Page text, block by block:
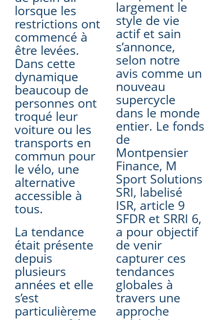
lorsque les
restrictions ont
commencé à
être levées.
Dans cette
dynamique
beaucoup de
personnes ont
troqué leur
voiture ou les
transports en
commun pour
le vélo, une
alternative
accessible à
tous.
La tendance
était présente
depuis
plusieurs
années et elle
s’est
particulièreme
largement le
style de vie
actif et sain
s’annonce,
selon notre
avis comme un
nouveau
supercycle
dans le monde
entier. Le fonds
de
Montpensier
Finance, M
Sport Solutions
SRI, labelisé
ISR, article 9
SFDR et SRRI 6,
a pour objectif
de venir
capturer ces
tendances
globales à
travers une
approche